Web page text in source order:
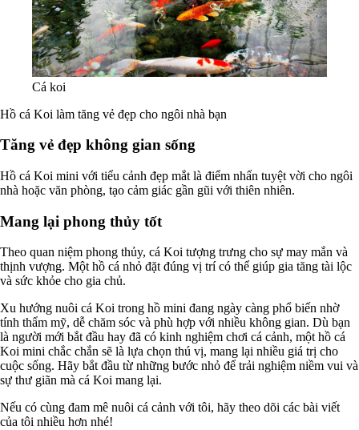
Cá koi
Hồ cá Koi làm tăng vẻ đẹp cho ngôi nhà bạn
Tăng vẻ đẹp không gian sống
Hồ cá Koi mini với tiểu cảnh đẹp mắt là điểm nhấn tuyệt vời cho ngôi
nhà hoặc văn phòng, tạo cảm giác gần gũi với thiên nhiên.
Mang lại phong thủy tốt
Theo quan niệm phong thủy, cá Koi tượng trưng cho sự may mắn và
thịnh vượng. Một hồ cá nhỏ đặt đúng vị trí có thể giúp gia tăng tài lộc
và sức khỏe cho gia chủ.
Xu hướng nuôi cá Koi trong hồ mini đang ngày càng phổ biến nhờ
tính thẩm mỹ, dễ chăm sóc và phù hợp với nhiều không gian. Dù bạn
là người mới bắt đầu hay đã có kinh nghiệm chơi cá cảnh, một hồ cá
Koi mini chắc chắn sẽ là lựa chọn thú vị, mang lại nhiều giá trị cho
cuộc sống. Hãy bắt đầu từ những bước nhỏ để trải nghiệm niềm vui và
sự thư giãn mà cá Koi mang lại.
Nếu có cùng đam mê nuôi cá cảnh với tôi, hãy theo dõi các bài viết
của tôi nhiều hơn nhé!